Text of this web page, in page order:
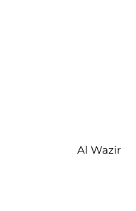
Al Wazir